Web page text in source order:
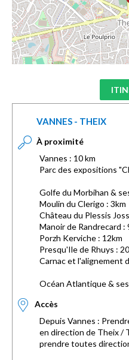
VANNES - THEIX
À proximité
Vannes : 10 km
Parc des expositions
Golfe du Morbihan &
Moulin du Clerigo : 3km
Château du Plessis
Manoir de Randrecard :
Porzh Kerviche : 12km
Presqu'Ile de Rhuys :
Carnac et l'alignement
Océan Atlantique &
Accès
Depuis Vannes :
en direction de Theix /
prendre toutes